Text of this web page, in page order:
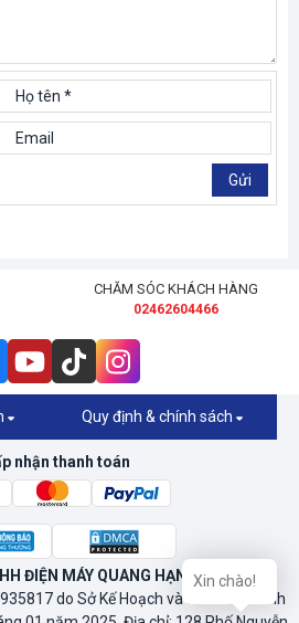
Gửi
CHĂM SÓC KHÁCH HÀNG
02462604466
Quy định & chính sách
nhận thanh toán
ĐIỆN MÁY QUANG HẠNH
do Sở Kế Hoạch và Đầu Tư Thành